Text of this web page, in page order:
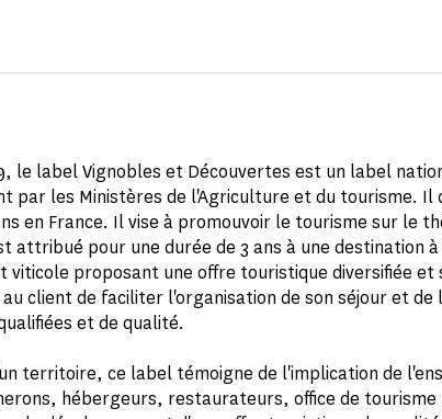
le label Vignobles et Découvertes est un label
par les Ministères de l'Agriculture et du tourisme. Il
en France. Il vise à promouvoir le tourisme sur le
attribué pour une durée de 3 ans à une destination
viticole proposant une offre touristique diversifiée
client de faciliter l'organisation de son séjour et de
et de qualité.
territoire, ce label témoigne de l'implication de
hébergeurs, restaurateurs, office de tourisme